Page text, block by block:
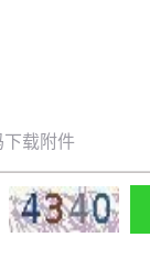
下载附件